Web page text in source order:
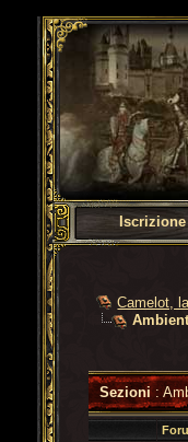
Iscrizione
Camelot,
Sezioni: